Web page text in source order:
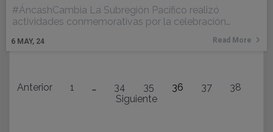
6 MAY, 24
#ÁncashCambia La Subregión Pacífico realizó
actividades conmemorativas por la celebración…
Read More
Anterior 1 … 34 35 36 37
38
Siguiente